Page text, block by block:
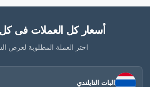
أسعار كل العملات فى كل
اختر العملة المطلوبة لعرض
البات التايلندي